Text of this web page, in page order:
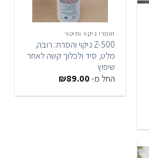
חומרי ניקוי וחיטוי
Z-500 ניקוי והסרת: רובה,
מלט, סיד ולכלוך קשה לאחר
שיפוץ
החל מ-
₪89.00